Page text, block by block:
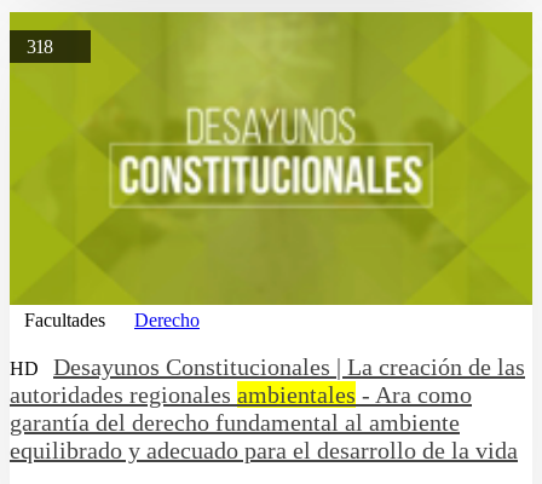
318
Facultades Derecho
HD
Desayunos Constitucionales | La creación de las
autoridades regionales ambientales - Ara como
garantía del derecho fundamental al ambiente
equilibrado y adecuado para el desarrollo de la vida